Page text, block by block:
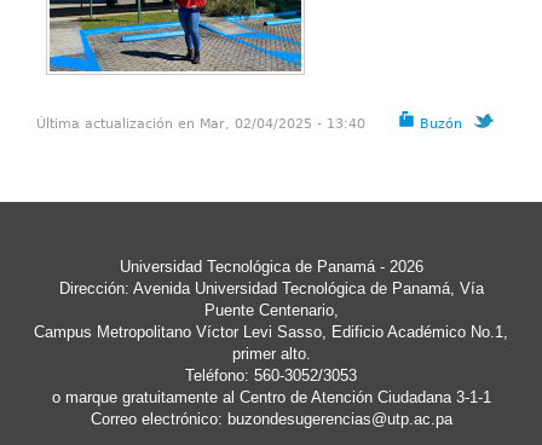
Buzón
Última actualización en Mar, 02/04/2025 - 13:40
Universidad Tecnológica de Panamá - 2026
Dirección: Avenida Universidad Tecnológica de Panamá, Vía
Puente Centenario,
Campus Metropolitano Víctor Levi Sasso, Edificio Académico No.1,
primer alto.
Teléfono: 560-3052/3053
o marque gratuitamente al Centro de Atención Ciudadana 3-1-1
Correo electrónico: buzondesugerencias@utp.ac.pa